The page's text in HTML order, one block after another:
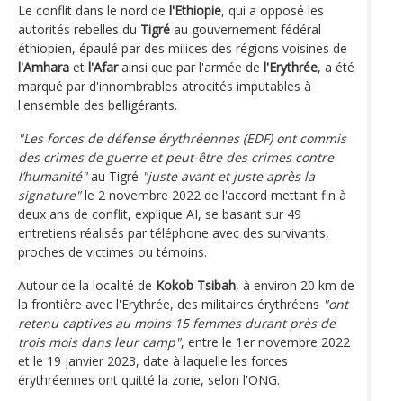
Le conflit dans le nord de l'Ethiopie, qui a opposé les
autorités rebelles du Tigré au gouvernement fédéral
éthiopien, épaulé par des milices des régions voisines de
l'Amhara et l'Afarainsi que par l'armée de l'Erythrée, a été
marqué par d'innombrables atrocités imputables à
l'ensemble des belligérants.
"Les forces de défense érythréennes (EDF) ont commis
des crimes de guerre et peut-être des crimes contre
l’humanité"au Tigré "juste avant et juste après la
signature"le 2 novembre 2022 de l'accord mettant fin à
deux ans de conflit, explique AI, se basant sur 49
entretiens réalisés par téléphone avec des survivants,
proches de victimes ou témoins.
Autour de la localité de Kokob Tsibah, à environ 20 km de
la frontière avec l'Erythrée, des militaires érythréens "ont
retenu captives au moins 15 femmes durant près de
trois mois dans leur camp", entre le 1er novembre 2022
et le 19 janvier 2023, date à laquelle les forces
érythréennes ont quitté la zone, selon l'ONG.